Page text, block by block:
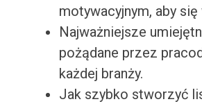
motywacyjnym, aby
Najważniejsze
pożądane przez
każdej branży.
Jak szybko stworzyć